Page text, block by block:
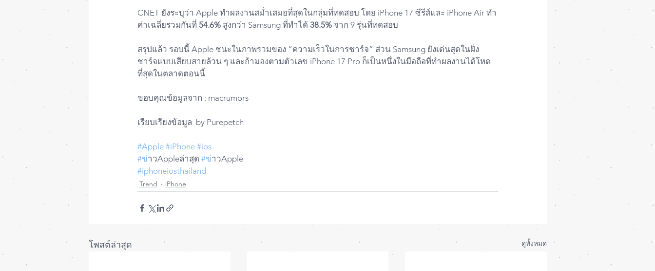
CNET ยังระบุว่า Apple ทำผลงานสม่ำเสมอที่สุดในกลุ่มที่ทดสอบ โดย iPhone 17 ซีรีส์และ iPhone Air ทำ
ค่าเฉลี่ยรวมกันที่ 54.6% สูงกว่า Samsung ที่ทำได้ 38.5% จาก 9 รุ่นที่ทดสอบ
สรุปแล้ว รอบนี้ Apple ชนะในภาพรวมของ “ความเร็วในการชาร์จ” ส่วน Samsung ยังเด่นสุดในฝั่ง
ชาร์จแบบเสียบสายล้วน ๆ และถ้ามองตามตัวเลข iPhone 17 Pro ก็เป็นหนึ่งในมือถือที่ทำผลงานได้โหด
ที่สุดในตลาดตอนนี้
ขอบคุณข้อมูลจาก : macrumors
เรียบเรียงข้อมูล  by Purepetch
#Apple #iPhone #ios
#ข่าวAppleล่าสุด #ข่าวApple
#iphoneiosthailand
Trend iPhone
โพสต์ล่าสุด ดูทั้งหมด